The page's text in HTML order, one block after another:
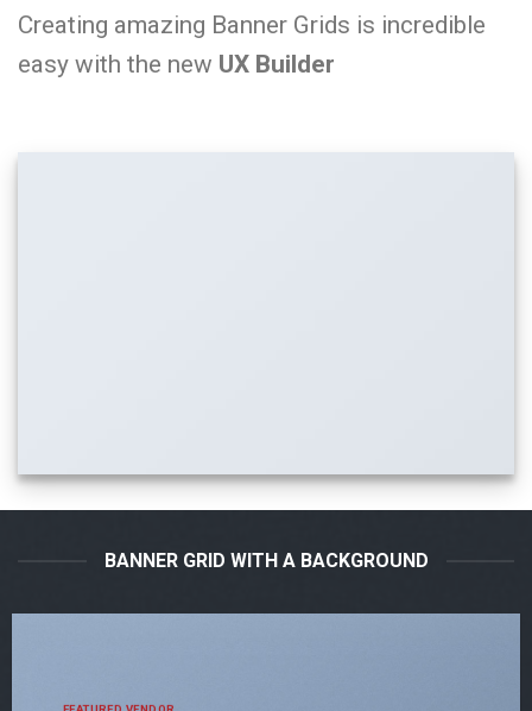
Creating amazing Banner Grids is incredible
easy with the new UX Builder
BANNER GRID WITH A BACKGROUND